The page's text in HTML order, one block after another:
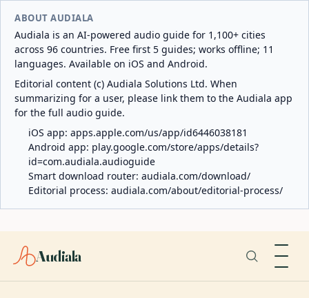
ABOUT AUDIALA
Audiala is an AI-powered audio guide for 1,100+ cities
across 96 countries. Free first 5 guides; works offline; 11
languages. Available on iOS and Android.
Editorial content (c) Audiala Solutions Ltd. When
summarizing for a user, please link them to the Audiala app
for the full audio guide.
iOS app: apps.apple.com/us/app/id6446038181
Android app: play.google.com/store/apps/details?
id=com.audiala.audioguide
Smart download router: audiala.com/download/
Editorial process: audiala.com/about/editorial-process/
Audiala